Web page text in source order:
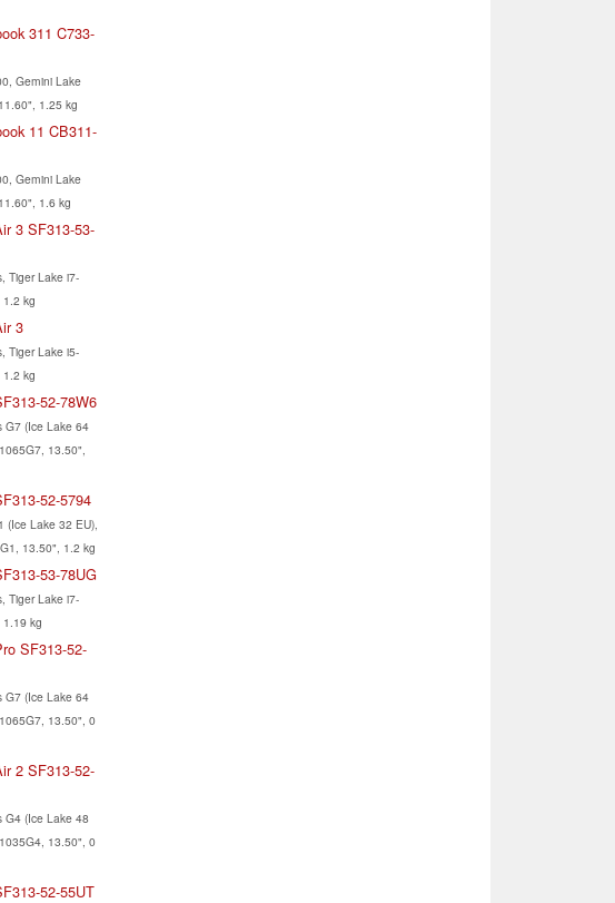
311 C733-
Gemini Lake
1.25 kg
11 CB311-
Gemini Lake
1.6 kg
3 SF313-53-
Tiger Lake i7-
kg
3
Tiger Lake i5-
kg
52-78W6
G7 (Ice Lake 64
13.50",
52-5794
(Ice Lake 32 EU),
13.50", 1.2 kg
53-78UG
Tiger Lake i7-
kg
SF313-52-
G7 (Ice Lake 64
13.50", 0
2 SF313-52-
G4 (Ice Lake 48
13.50", 0
52-55UT